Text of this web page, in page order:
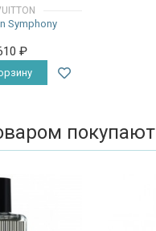
Symphony
₽
покупают